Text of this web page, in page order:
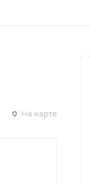
На карте